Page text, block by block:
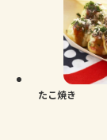
トー
よく
たこ焼き